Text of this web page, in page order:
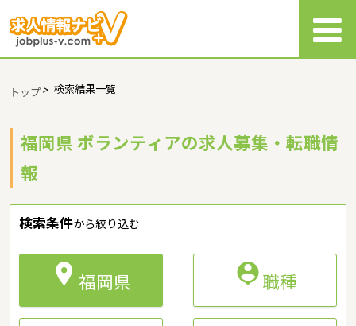
トップ> 検索結果一覧
福岡県 ボランティアの求人募集・転職情
報
検索条件から絞り込む
福岡県 職種